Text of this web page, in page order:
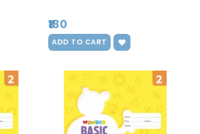
₹180
ADD TO CART